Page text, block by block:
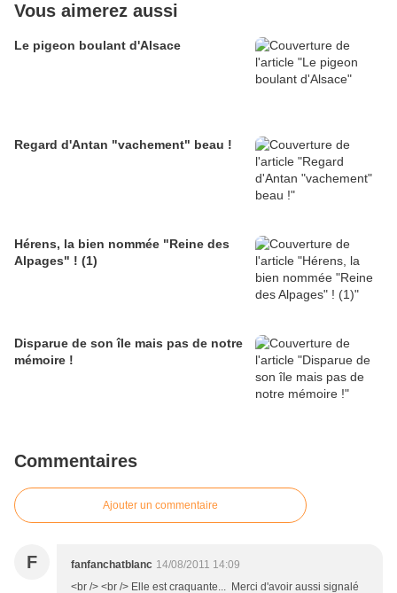
Vous aimerez aussi
Le pigeon boulant d'Alsace
Regard d'Antan "vachement" beau !
Hérens, la bien nommée "Reine des
Alpages" ! (1)
Disparue de son île mais pas de notre
mémoire !
Commentaires
Ajouter un commentaire
F fanfanchatblanc 14/08/2011 14:09
<br /> <br /> Elle est craquante... Merci d'avoir aussi signalé